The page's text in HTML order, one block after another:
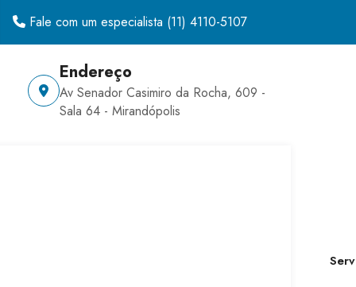
Fale com um especialista (11) 4110-5107
Endereço
Av Senador Casimiro da Rocha, 609 -
Sala 64 - Mirandópolis